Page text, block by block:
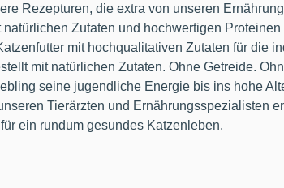
Rezepturen, die extra von unseren
Zutaten und hochwertigen
mit hochqualitativen Zutaten für die
mit natürlichen Zutaten. Ohne Getreide.
seine jugendliche Energie bis ins hohe
Tierärzten und Ernährungsspezialisten
ein rundum gesundes Katzenleben.